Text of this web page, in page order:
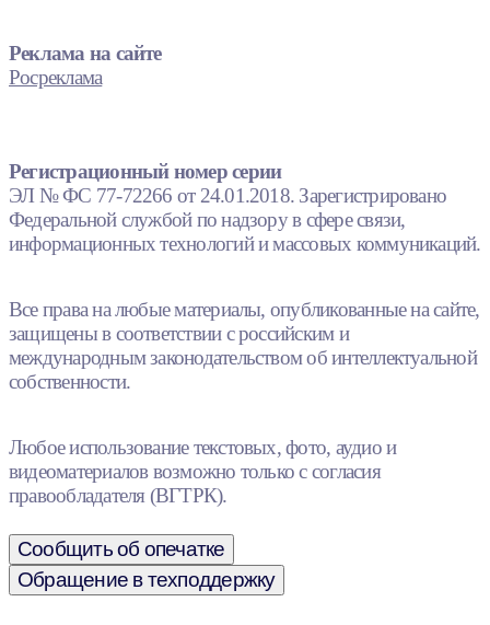
Реклама на сайте
Росреклама
Регистрационный номер серии
ЭЛ № ФС 77-72266 от 24.01.2018. Зарегистрировано
Федеральной службой по надзору в сфере связи,
информационных технологий и массовых коммуникаций.
Все права на любые материалы, опубликованные на сайте,
защищены в соответствии с российским и
международным законодательством об интеллектуальной
собственности.
Любое использование текстовых, фото, аудио и
видеоматериалов возможно только с согласия
правообладателя (ВГТРК).
Сообщить об опечатке
Обращение в техподдержку